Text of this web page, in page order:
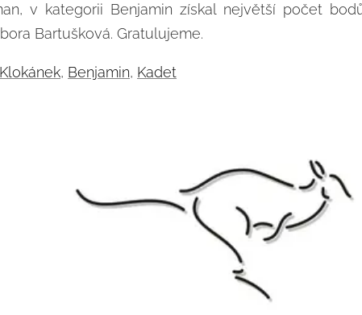
v kategorii Benjamin získal největší počet
Bartušková. Gratulujeme.
Klokánek, Benjamin, Kadet